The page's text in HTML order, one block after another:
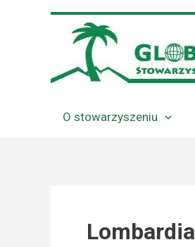
O stowarzyszeniu
Lombardia